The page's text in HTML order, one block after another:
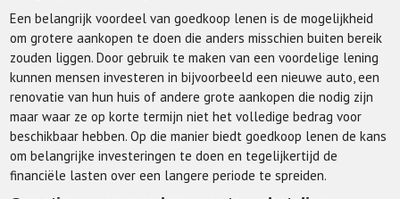
Een belangrijk voordeel van goedkoop lenen is de mogelijkheid
om grotere aankopen te doen die anders misschien buiten bereik
zouden liggen. Door gebruik te maken van een voordelige lening
kunnen mensen investeren in bijvoorbeeld een nieuwe auto, een
renovatie van hun huis of andere grote aankopen die nodig zijn
maar waar ze op korte termijn niet het volledige bedrag voor
beschikbaar hebben. Op die manier biedt goedkoop lenen de kans
om belangrijke investeringen te doen en tegelijkertijd de
financiële lasten over een langere periode te spreiden.